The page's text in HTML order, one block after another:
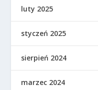
luty 2025
styczeń 2025
sierpień 2024
marzec 2024